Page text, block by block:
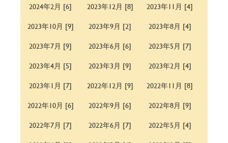
2024年2月 [6]
2023年12月 [8]
2023年11月 [4]
2023年10月 [9]
2023年9月 [2]
2023年8月 [4]
2023年7月 [9]
2023年6月 [6]
2023年5月 [7]
2023年4月 [5]
2023年3月 [9]
2023年2月 [4]
2023年1月 [7]
2022年12月 [9]
2022年11月 [8]
2022年10月 [6]
2022年9月 [6]
2022年8月 [9]
2022年7月 [7]
2022年6月 [7]
2022年5月 [4]